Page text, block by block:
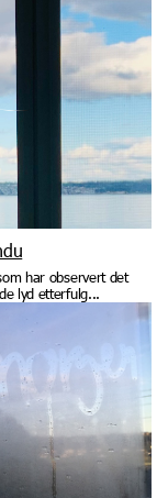
har observert det
lyd etterfulg...